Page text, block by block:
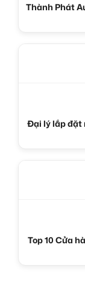
Thành Phát
Đại lý lắp đặt
Top 10 Cửa